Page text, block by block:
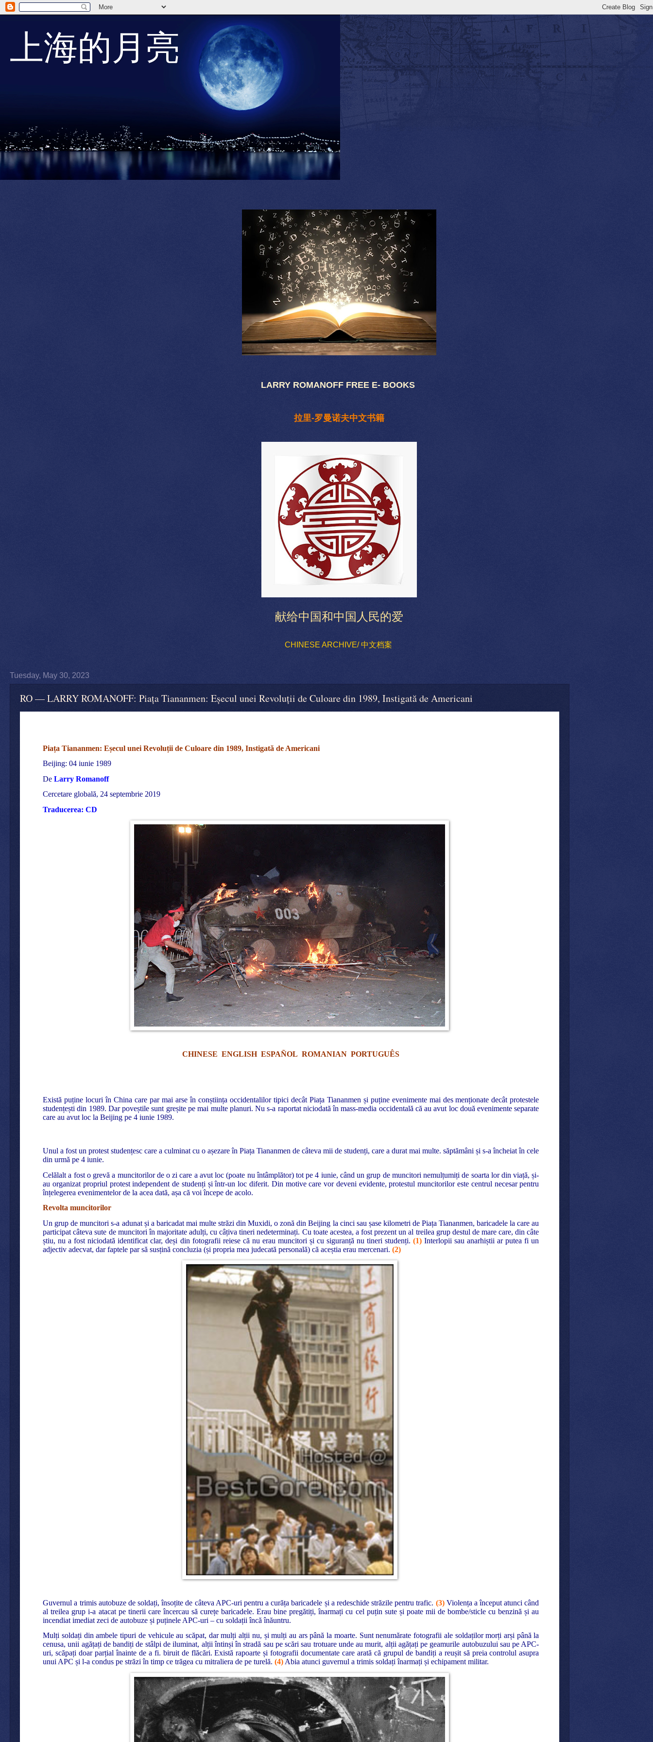
上海的月亮
LARRY ROMANOFF FREE E- BOOKS
拉里-罗曼诺夫中文书籍
献给中国和中国人民的爱
CHINESE ARCHIVE/ 中文档案
Tuesday, May 30, 2023
RO — LARRY ROMANOFF: Piața Tiananmen: Eșecul unei Revoluții de Culoare din 1989, Instigată de Americani
Piața Tiananmen: Eșecul unei Revoluții de Culoare din 1989, Instigată de Americani
Beijing: 04 iunie 1989
DeLarry Romanoff
Cercetare globală, 24 septembrie 2019
Traducerea: CD
CHINESE ENGLISH ESPAÑOL ROMANIAN PORTUGUÊS
Există puține locuri în China care par mai arse în conștiința occidentalilor tipici decât Piața Tiananmen și puține evenimente mai des menționate decât protestele
studențești din 1989. Dar poveștile sunt greșite pe mai multe planuri. Nu s-a raportat niciodată în mass-media occidentală că au avut loc două evenimente separate
care au avut loc la Beijing pe 4 iunie 1989.
Unul a fost un protest studențesc care a culminat cu o așezare în Piața Tiananmen de câteva mii de studenți, care a durat mai multe. săptămâni și s-a încheiat în cele
din urmă pe 4 iunie.
Celălalt a fost o grevă a muncitorilor de o zi care a avut loc (poate nu întâmplător) tot pe 4 iunie, când un grup de muncitori nemulțumiți de soarta lor din viață, și-
au organizat propriul protest independent de studenți și într-un loc diferit. Din motive care vor deveni evidente, protestul muncitorilor este centrul necesar pentru
înțelegerea evenimentelor de la acea dată, așa că voi începe de acolo.
Revolta muncitorilor
Un grup de muncitori s-a adunat și a baricadat mai multe străzi din Muxidi, o zonă din Beijing la cinci sau șase kilometri de Piața Tiananmen, baricadele la care au
participat câteva sute de muncitori în majoritate adulți, cu câțiva tineri nedeterminați. Cu toate acestea, a fost prezent un al treilea grup destul de mare care, din câte
știu, nu a fost niciodată identificat clar, deși din fotografii reiese că nu erau muncitori și cu siguranță nu tineri studenți.(1) Interlopii sau anarhiștii ar putea fi un
adjectiv adecvat, dar faptele par să susțină concluzia (și propria mea judecată personală) că aceștia erau mercenari. (2)
Guvernul a trimis autobuze de soldați, însoțite de câteva APC-uri pentru a curăța baricadele și a redeschide străzile pentru trafic. (3)Violența a început atunci când
al treilea grup i-a atacat pe tinerii care încercau să curețe baricadele. Erau bine pregătiți, înarmați cu cel puțin sute și poate mii de bombe/sticle cu benzină și au
incendiat imediat zeci de autobuze și puținele APC-uri – cu soldații încă înăuntru.
Mulți soldați din ambele tipuri de vehicule au scăpat, dar mulți alții nu, și mulți au ars până la moarte. Sunt nenumărate fotografii ale soldaților morți arși până la
cenusa, unii agățați de bandiți de stâlpi de iluminat, alții întinși în stradă sau pe scări sau trotuare unde au murit, alții agățați pe geamurile autobuzului sau pe APC-
uri, scăpați doar parțial înainte de a fi. biruit de flăcări. Există rapoarte și fotografii documentate care arată că grupul de bandiți a reușit să preia controlul asupra
unui APC și l-a condus pe străzi în timp ce trăgea cu mitraliera de pe turelă.(4)Abia atunci guvernul a trimis soldați înarmați și echipament militar.